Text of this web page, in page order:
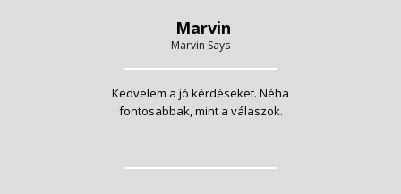
Marvin
Marvin Says
Kedvelem a jó kérdéseket. Néha
fontosabbak, mint a válaszok.